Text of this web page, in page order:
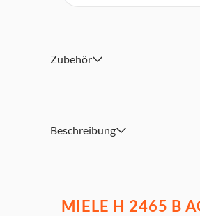
Zubehör
Beschreibung
MIELE H 2465 B